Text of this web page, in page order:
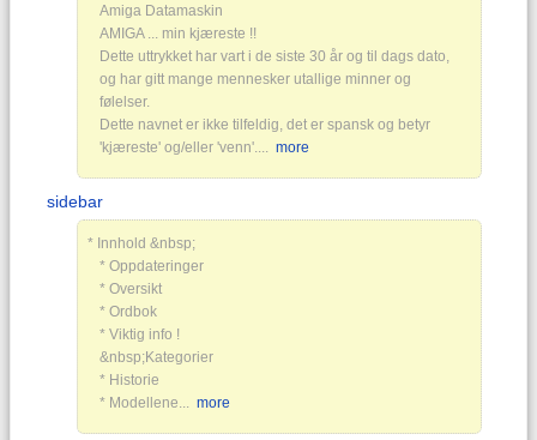
Amiga Datamaskin
AMIGA ... min kjæreste !!
Dette uttrykket har vart i de siste 30 år og til dags dato,
og har gitt mange mennesker utallige minner og
følelser.
Dette navnet er ikke tilfeldig, det er spansk og betyr
'kjæreste' og/eller 'venn'.... more
sidebar
* Innhold &nbsp;
* Oppdateringer
* Oversikt
* Ordbok
* Viktig info !
&nbsp;Kategorier
* Historie
* Modellene... more